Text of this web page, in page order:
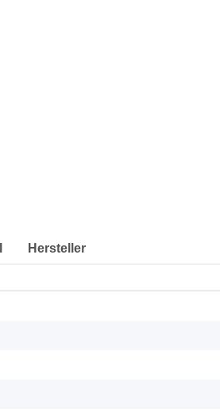
Hersteller